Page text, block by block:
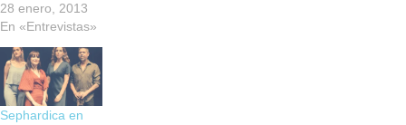
28 enero, 2013
En «Entrevistas»
Sephardica en